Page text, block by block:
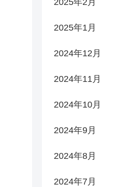
2025年1月
2024年12月
2024年11月
2024年10月
2024年9月
2024年8月
2024年7月